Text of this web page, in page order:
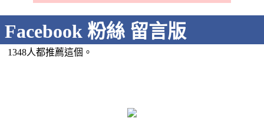
Facebook 粉絲 留言版
1348人都推薦這個。